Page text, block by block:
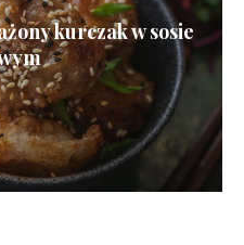
kurczak w sosie